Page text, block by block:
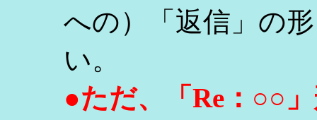
への）「返信」の
い。
●ただ、「Re：○○